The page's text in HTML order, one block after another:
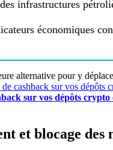
infrastructures
économiques
alternative pour y
sur vos dépôts
et blocage des